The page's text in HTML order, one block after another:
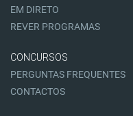
EM DIRETO
REVER PROGRAMAS
CONCURSOS
PERGUNTAS FREQUENTES
CONTACTOS